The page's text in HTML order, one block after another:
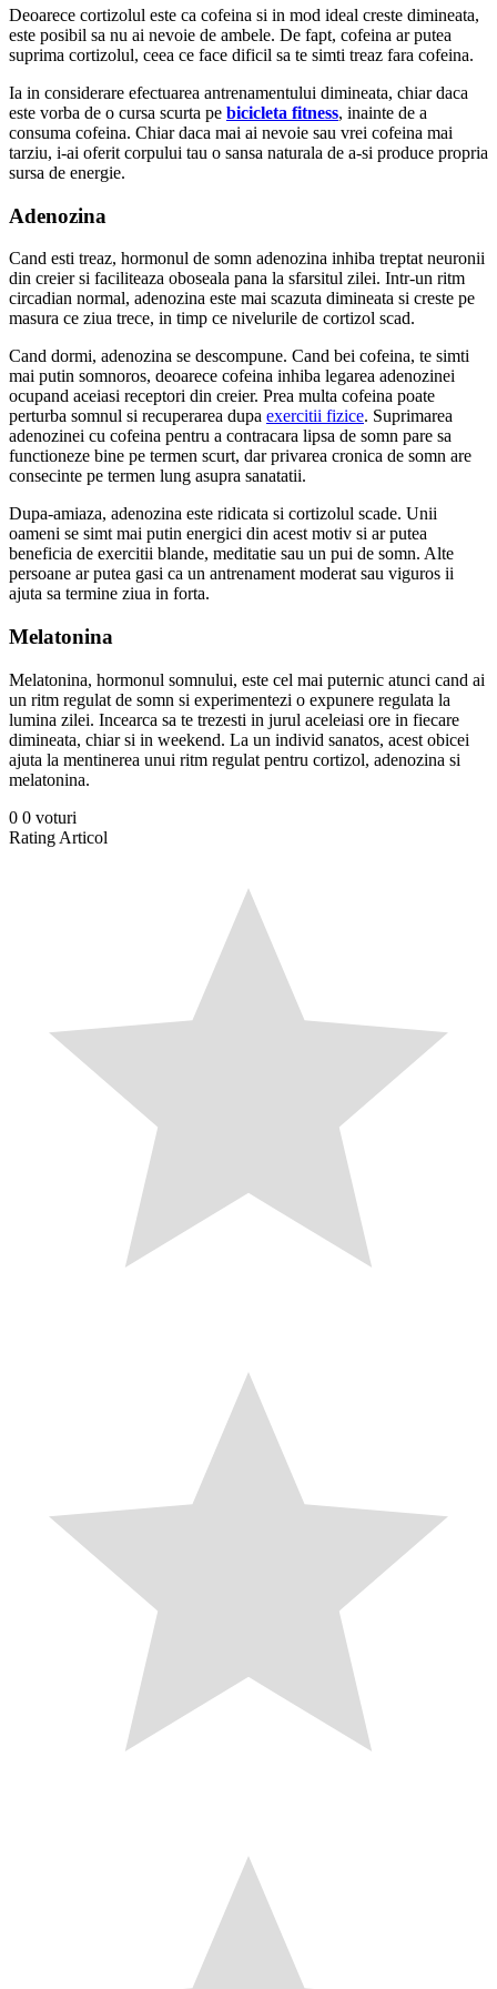
Deoarece cortizolul este ca cofeina si in mod ideal creste dimineata,
este posibil sa nu ai nevoie de ambele. De fapt, cofeina ar putea
suprima cortizolul, ceea ce face dificil sa te simti treaz fara cofeina.
Ia in considerare efectuarea antrenamentului dimineata, chiar daca
este vorba de o cursa scurta pe bicicleta fitness, inainte de a
consuma cofeina. Chiar daca mai ai nevoie sau vrei cofeina mai
tarziu, i-ai oferit corpului tau o sansa naturala de a-si produce propria
sursa de energie.
Adenozina
Cand esti treaz, hormonul de somn adenozina inhiba treptat neuronii
din creier si faciliteaza oboseala pana la sfarsitul zilei. Intr-un ritm
circadian normal, adenozina este mai scazuta dimineata si creste pe
masura ce ziua trece, in timp ce nivelurile de cortizol scad.
Cand dormi, adenozina se descompune. Cand bei cofeina, te simti
mai putin somnoros, deoarece cofeina inhiba legarea adenozinei
ocupand aceiasi receptori din creier. Prea multa cofeina poate
perturba somnul si recuperarea dupa exercitii fizice. Suprimarea
adenozinei cu cofeina pentru a contracara lipsa de somn pare sa
functioneze bine pe termen scurt, dar privarea cronica de somn are
consecinte pe termen lung asupra sanatatii.
Dupa-amiaza, adenozina este ridicata si cortizolul scade. Unii
oameni se simt mai putin energici din acest motiv si ar putea
beneficia de exercitii blande, meditatie sau un pui de somn. Alte
persoane ar putea gasi ca un antrenament moderat sau viguros ii
ajuta sa termine ziua in forta.
Melatonina
Melatonina, hormonul somnului, este cel mai puternic atunci cand ai
un ritm regulat de somn si experimentezi o expunere regulata la
lumina zilei. Incearca sa te trezesti in jurul aceleiasi ore in fiecare
dimineata, chiar si in weekend. La un individ sanatos, acest obicei
ajuta la mentinerea unui ritm regulat pentru cortizol, adenozina si
melatonina.
0 0 voturi
Rating Articol